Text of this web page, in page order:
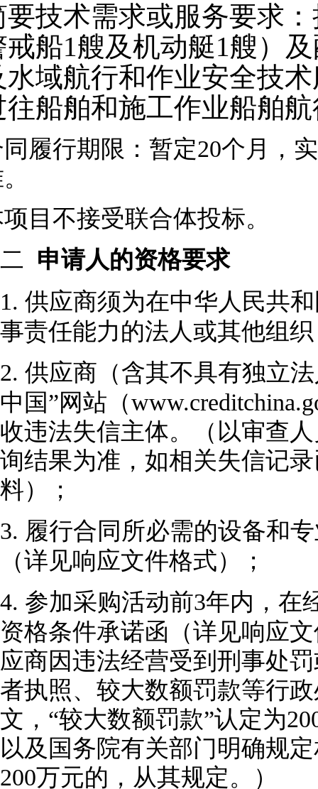
要技术需求或服务要求
戒船1艘及机动艇1艘）
水域航行和作业安全技
往船舶和施工作业船舶
履行期限：暂定20个月，
目 不接受联合体投标。
二 申请人的资格要求
1. 供应商须为在中华人民共
事责任能力的法人或其他组
2. 供应商 （含其不具有独立
中国”网站（
收违法失信主体。（以审查
询结果为准，如相关失信记
料）；
3. 履行合同所必需的设备和
（详见响应文件格式）；
4. 参加采购活动前3年内，在
资格条件承诺函（详见响应
应商因违法经营受到刑事处
者执照、较大数额罚款等行
文，“较大数额罚款”认定为
以及国务院有关部门明确规
200万元的，从其规定。）